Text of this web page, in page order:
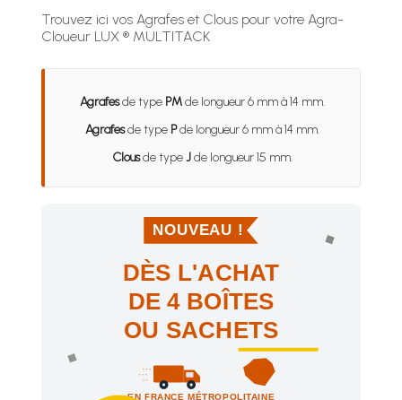
Trouvez ici vos Agrafes et Clous pour votre Agra-
Cloueur LUX ® MULTITACK
Agrafesde type PMde longueur 6 mm à 14 mm.
Agrafesde type Pde longueur 6 mm à 14 mm.
Clousde typeJde longueur 15 mm.
NOUVEAU !
DÈS L'ACHAT
DE 4 BOÎTES
OU SACHETS
EN FRANCE MÉTROPOLITAINE